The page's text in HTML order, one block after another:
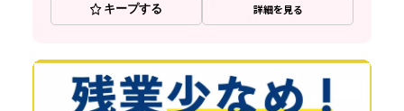
キープする 詳細を見る